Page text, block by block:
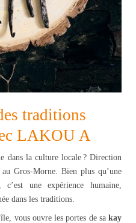
traditions
LAKOU A
dans la culture locale ? Direction
Gros-Morne. Bien plus qu’une
c’est une expérience humaine,
dans les traditions.
vous ouvre les portes de sa kay